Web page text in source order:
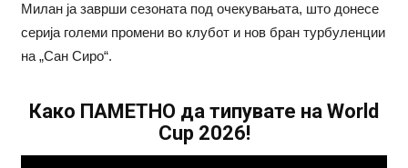
Милан ја заврши сезоната под очекувањата, што донесе
серија големи промени во клубот и нов бран турбуленции
на „Сан Сиро“.
Како ПАМЕТНО да типувате на World
Cup 2026!